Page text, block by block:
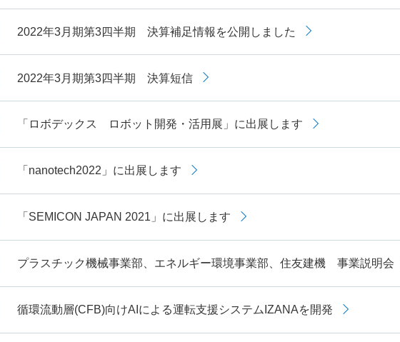
2022年3月期第3四半期 決算補足情報を公開しました
2022年3月期第3四半期 決算短信
「ロボデックス ロボット開発・活用展」に出展します
「nanotech2022」に出展します
「SEMICON JAPAN 2021」に出展します
プラスチック機械事業部、エネルギー環境事業部、住友建機 事業説明会
循環流動層(CFB)向けAIによる運転支援システムIZANAを開発